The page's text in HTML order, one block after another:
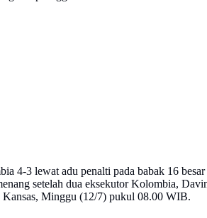
4-3 lewat adu penalti pada babak 16
setelah dua eksekutor Kolombia,
Kansas, Minggu (12/7) pukul 08.00 WIB.